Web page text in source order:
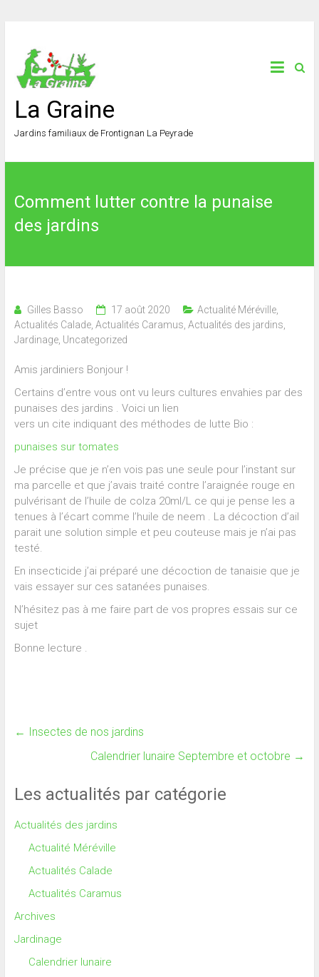
La Graine
Jardins familiaux de Frontignan La Peyrade
Comment lutter contre la punaise
des jardins
Gilles Basso 17 août 2020 Actualité Méréville,
Actualités Calade, Actualités Caramus Actualités des jardins
Jardinage, Uncategorized
Amis jardiniers Bonjour !
Certains d’entre vous ont vu leurs cultures envahies par des
punaises des jardins . Voici un lien
vers un cite indiquant des méthodes de lutte Bio :
punaises sur tomates
Je précise que je n’en vois pas une seule pour l’instant sur
ma parcelle et que j’avais traité contre l’araignée rouge en
pulvérisant de l’huile de colza 20ml/L ce qui je pense les a
tenues à l’écart comme l’huile de neem . La décoction d’ail
parait une solution simple et peu couteuse mais je n’ai pas
testé.
En insecticide j’ai préparé une décoction de tanaisie que je
vais essayer sur ces satanées punaises.
N’hésitez pas à me faire part de vos propres essais sur ce
sujet
Bonne lecture .
← Insectes de nos jardins
Calendrier lunaire Septembre et octobre →
Les actualités par catégorie
Actualités des jardins
Actualité Méréville
Actualités Calade
Actualités Caramus
Archives
Jardinage
Calendrier lunaire